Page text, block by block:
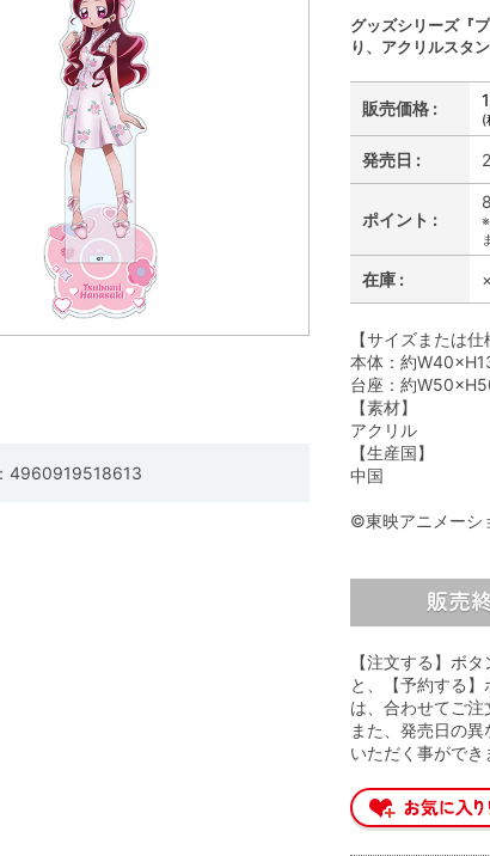
4960919518613
グッズシリーズ『
り、アクリルスタ
販売価格 :
(
発売日 :
ポイント :
在庫 : ×
【サイズまたは仕
本体：約
台座：約
【素材】
アクリル
【生産国】
中国
©東映アニメーシ
【注文する】ボ
と、【予約する
は、合わせてご注
また、発売日の
いただく事ができ